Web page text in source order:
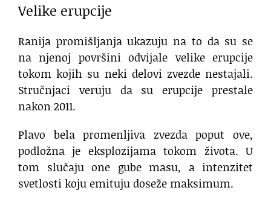
Velike erupcije
Ranija promišljanja ukazuju na to da su se
na njenoj površini odvijale velike erupcije
tokom kojih su neki delovi zvezde nestajali.
Stručnjaci veruju da su erupcije prestale
nakon 2011.
Plavo bela promenljiva zvezda poput ove,
podložna je eksplozijama tokom života. U
tom slučaju one gube masu, a intenzitet
svetlosti koju emituju doseže maksimum.